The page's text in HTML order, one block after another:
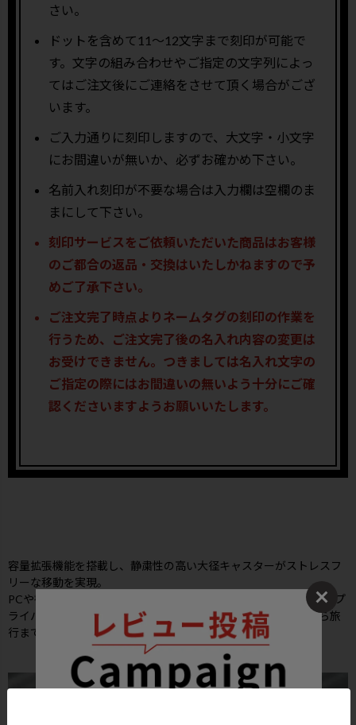
さい。
ドットを含めて11〜12文字まで刻印が可能で
す。文字の組み合わせやご指定の文字列によっ
てはご注文後にご連絡をさせて頂く場合がござ
います。
ご入力通りに刻印しますので、大文字・小文字
にお間違いが無いか、必ずお確かめ下さい。
名前入れ刻印が不要な場合は入力欄は空欄のま
まにして下さい。
刻印サービスをご依頼いただいた商品はお客様
のご都合の返品・交換はいたしかねますので予
めご了承下さい。
ご注文完了時点よりネームタグの刻印の作業を
行うため、ご注文完了後の名入れ内容の変更は
お受けできません。つきましては名入れ文字の
ご指定の際にはお間違いの無いよう十分にご確
認くださいますようお願いいたします。
容量拡張機能を搭載し、静粛性の高い大径キャスターがストレスフ
リーな移動を実現。
PCや書類を素早く取り出せる使い勝手の良いフロントポケット、プ
ライバシーに配慮した両面仕切りなど、優れた収納力で通勤から旅
行まであらゆる「移動」を快適にサポートします。